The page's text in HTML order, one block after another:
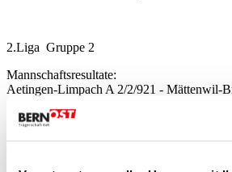
2.Liga Gruppe 2
Mannschaftsresultate:
Aetingen-Limpach A 2/2/921 - Mättenwil-
1/3/983 - Heimiswil B 2/2/903. Lüsslingen-
Eriswil A 0/1/851. Oberthal 0/2/926 -